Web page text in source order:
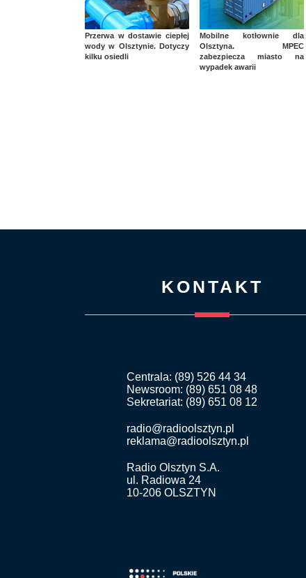
Przerwa w dostawie ciepłej
wody w Olsztynie. Dotyczy
kilku osiedli
Mobilne kotłownie dla
Olsztyna. MPEC
zabezpiecza miasto na
wypadek awarii
KONTAKT
Centrala: (89) 526 44 34
Newsroom: (89) 651 08 48
Sekretariat: (89) 651 08 12
radio@radioolsztyn.pl
reklama@radioolsztyn.pl
Radio Olsztyn S.A.
ul. Radiowa 24
10-206 OLSZTYN